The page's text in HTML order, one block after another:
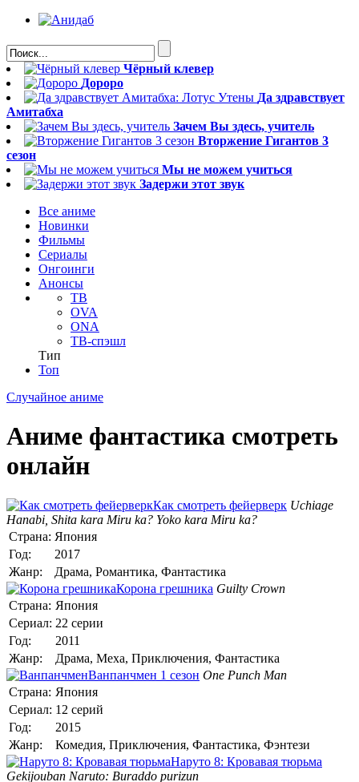
Чёрный клевер
Дороро
Да здравствует
Амитабха
Зачем Вы здесь, учитель
Вторжение Гигантов 3
сезон
Мы не можем учиться
Задержи этот звук
Все аниме
Новинки
Фильмы
Сериалы
Онгоинги
Анонсы
ТВ
OVA
ONA
ТВ-спэшл
Тип
Топ
Случайное аниме
Аниме фантастика смотреть
онлайн
Как смотреть фейерверк Uchiage
Hanabi, Shita kara Miru ka? Yoko kara Miru ka?
Страна: Япония
Год:
2017
Жанр:
Драма, Романтика, Фантастика
Корона грешника Guilty Crown
Страна: Япония
Сериал: 22 серии
Год:
2011
Жанр:
Драма, Меха, Приключения, Фантастика
Ванпанчмен 1 сезон One Punch Man
Страна: Япония
Сериал: 12 серий
Год:
2015
Жанр:
Комедия, Приключения, Фантастика, Фэнтези
Наруто 8: Кровавая тюрьма
Gekijouban Naruto: Buraddo purizun